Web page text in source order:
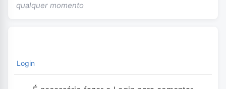
qualquer momento
Login